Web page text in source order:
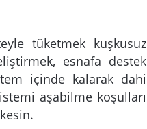
tüketmek kuşkusuz
esnafa destek
içinde kalarak dahi
aşabilme koşulları